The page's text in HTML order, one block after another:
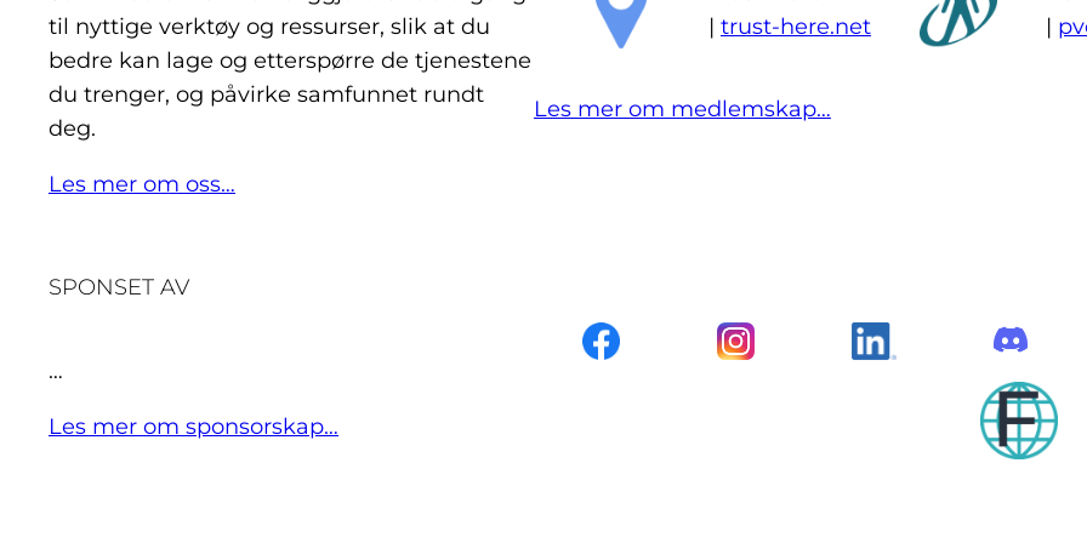
til nyttige verktøy og ressurser, slik at du
bedre kan lage og etterspørre de tjenestene
du trenger, og påvirke samfunnet rundt
deg.
Les mer om oss…
| trust-here.net
|
Les mer om medlemskap…
SPONSET AV
…
Les mer om sponsorskap…